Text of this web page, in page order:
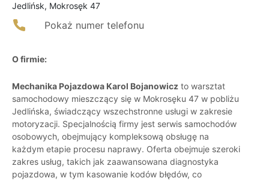
Jedlińsk, Mokrosęk 47
Pokaż numer telefonu
O firmie:
Mechanika Pojazdowa Karol Bojanowicz to warsztat
samochodowy mieszczący się w Mokrosęku 47 w pobliżu
Jedlińska, świadczący wszechstronne usługi w zakresie
motoryzacji. Specjalnością firmy jest serwis samochodów
osobowych, obejmujący kompleksową obsługę na
każdym etapie procesu naprawy. Oferta obejmuje szeroki
zakres usług, takich jak zaawansowana diagnostyka
pojazdowa, w tym kasowanie kodów błędów, co